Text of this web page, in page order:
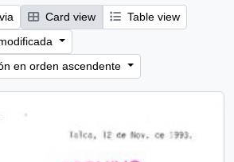
Card view
Table view
en orden ascendente